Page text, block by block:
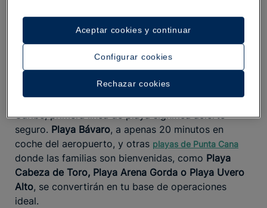
¿Un plus? Suvivero de coralesy suproyecto para
la protección de las abejas, que harán el viaje más
sostenible y educativo.
Ubicación y playa: la base del viaje
En un destino paradisíaco bañado por el mar
Caribe, primera línea de playa significa acierto
seguro. Playa Bávaro, a apenas 20 minutos en
coche del aeropuerto, y otras playas de Punta Cana
donde las familias son bienvenidas, como Playa
Cabeza de Toro, Playa Arena Gorda o Playa Uvero
Alto, se convertirán en tu base de operaciones
ideal.
Configurar cookies
Rechazar cookies
Aceptar cookies y continuar